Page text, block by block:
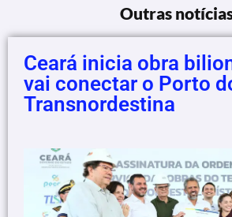
Outras
Ceará inicia obra
vai conectar o Porto
Transnordestina